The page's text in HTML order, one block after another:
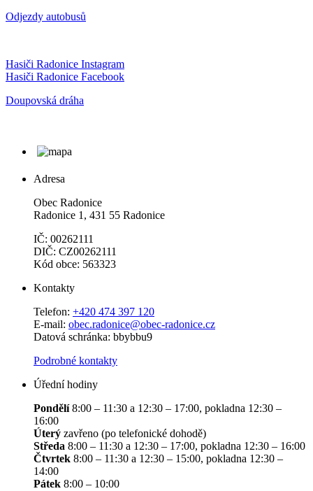
Odjezdy autobusů
Hasiči Radonice Instagram
Hasiči Radonice Facebook
Doupovská dráha
Adresa
Obec Radonice
Radonice 1, 431 55 Radonice
IČ: 00262111
DIČ: CZ00262111
Kód obce: 563323
Kontakty
Telefon: +420 474 397 120
E-mail: obec.radonice@obec-radonice.cz
Datová schránka: bbybbu9
Podrobné kontakty
Úřední hodiny
Pondělí8:00 – 11:30 a 12:30 – 17:00, pokladna 12:30 –
16:00
Úterý zavřeno (po telefonické dohodě)
Středa 8:00 – 11:30 a 12:30 – 17:00, pokladna 12:30 – 16:00
Čtvrtek 8:00 – 11:30 a 12:30 – 15:00, pokladna 12:30 –
14:00
Pátek 8:00 – 10:00